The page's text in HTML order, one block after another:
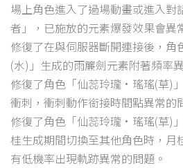
場上角色進入了過場動畫或進入對
者」，已施放的元素爆發效果會異
修復了在與伺服器斷開連接後，
(水)」生成的雨簾劍元素附著頻率
修復了角色「仙蕊玲瓏·瑤瑤(草)
衝刺，衝刺動作銜接時間點異常的
修復了角色「仙蕊玲瓏·瑤瑤(草)
桂生成期間切換至其他角色時，月
有低機率出現軌跡異常的問題。